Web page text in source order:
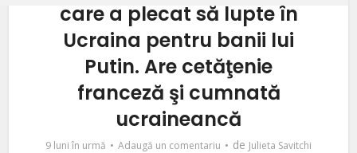
care a plecat să lupte în
Ucraina pentru banii lui
Putin. Are cetăţenie
franceză şi cumnată
ucraineancă
9 luni în urmă Adaugă un comentariu de Julieta Savitchi